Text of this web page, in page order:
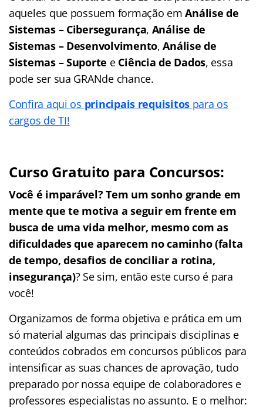
aqueles que possuem formação emAnálise de
Sistemas – Cibersegurança, Análise de
Sistemas – Desenvolvimento,Análise de
Sistemas – Suporte e Ciência de Dados, essa
pode ser sua GRANde chance.
Confira aqui os principais requisitos para os
cargos de TI!
Curso Gratuito para Concursos:
Você é imparável? Tem um sonho grande em
mente que te motiva a seguir em frente em
busca de uma vida melhor, mesmo com as
dificuldades que aparecem no caminho (falta
de tempo, desafios de conciliar a rotina,
insegurança)? Se sim, então este curso é para
você!
Organizamos de forma objetiva e prática em um
só material algumas das principais disciplinas e
conteúdos cobrados em concursos públicos para
intensificar as suas chances de aprovação, tudo
preparado por nossa equipe de colaboradores e
professores especialistas no assunto. E o melhor: